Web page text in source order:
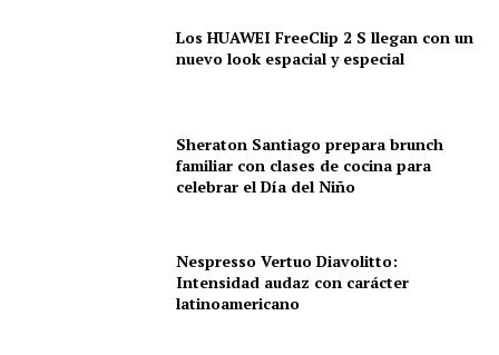
Los HUAWEI FreeClip 2 S llegan con un
nuevo look espacial y especial
Sheraton Santiago prepara brunch
familiar con clases de cocina para
celebrar el Día del Niño
Nespresso Vertuo Diavolitto:
Intensidad audaz con carácter
latinoamericano